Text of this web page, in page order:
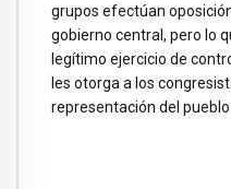
grupos efectúan
gobierno central, pero lo
legítimo ejercicio de
les otorga a los
representación del pueblo